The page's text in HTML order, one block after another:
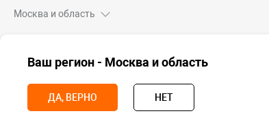
Москва и область
Ваш регион - Москва и область
ДА, ВЕРНО НЕТ
Главная Для дома Пылесосы Портативные пылесосы